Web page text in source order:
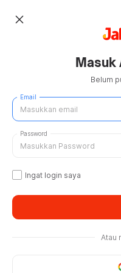
close
Masuk
Belum
Email
Password
Ingat login saya
Atau